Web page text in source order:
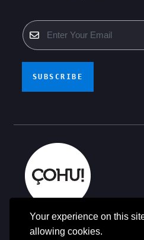
SUBSCRIBE
© Të gjitha të drejtat e
Your experience on this
allowing cookies.